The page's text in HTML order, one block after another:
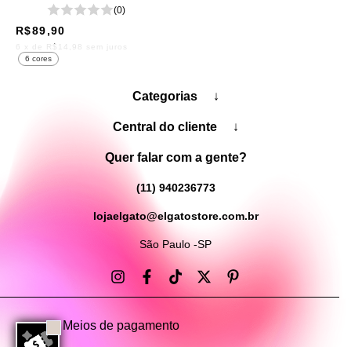
6 cores
(0)
R$89,90
x de R$14,98
Categorias ↓
Central do cliente ↓
Quer falar com a gente?
(11) 940236773
lojaelgato@elgatostore.com.br
São Paulo -SP
Meios de pagamento